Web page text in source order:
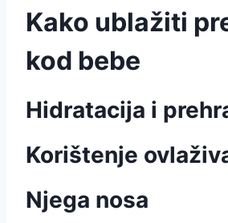
Kako ublažiti
kod bebe
Hidratacija i
Korištenje
Njega nosa